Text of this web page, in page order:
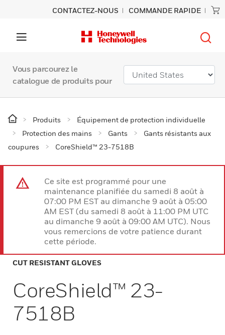
CONTACTEZ-NOUS COMMANDE RAPIDE
Vous parcourez le
catalogue de produits pour
Produits
Équipement de protection individuelle
Protection des mains
Gants
Gants résistants aux
coupures
CoreShield™ 23-7518B
Ce site est programmé pour une
maintenance planifiée du samedi 8 août à
07:00 PM EST au dimanche 9 août à 05:00
AM EST (du samedi 8 août à 11:00 PM UTC
au dimanche 9 août à 09:00 AM UTC). Nous
vous remercions de votre patience durant
cette période.
CUT RESISTANT GLOVES
CoreShield™ 23-
7518B